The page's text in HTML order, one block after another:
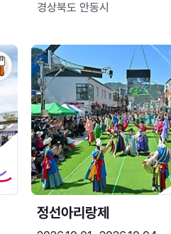
경상북도 안동시
정선아리랑제